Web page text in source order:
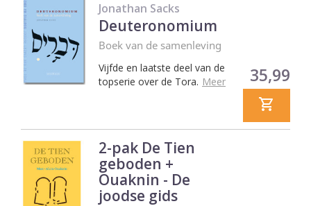
Jonathan Sacks
Deuteronomium
Boek van de samenleving
Vijfde en laatste deel van de
topserie over de Tora. Meer Prijs
35,99
2-pak De Tien
geboden +
Ouaknin - De
joodse gids